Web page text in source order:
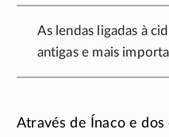
As lendas ligadas à
antigas e mais
Através de Ínaco e dos